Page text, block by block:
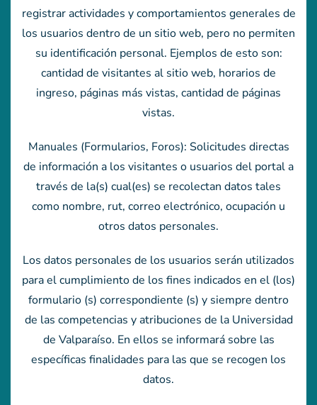
registrar actividades y comportamientos generales de
los usuarios dentro de un sitio web, pero no permiten
su identificación personal. Ejemplos de esto son:
cantidad de visitantes al sitio web, horarios de
ingreso, páginas más vistas, cantidad de páginas
vistas.
Manuales (Formularios, Foros): Solicitudes directas
de información a los visitantes o usuarios del portal a
través de la(s) cual(es) se recolectan datos tales
como nombre, rut, correo electrónico, ocupación u
otros datos personales.
Los datos personales de los usuarios serán utilizados
para el cumplimiento de los fines indicados en el (los)
formulario (s) correspondiente (s) y siempre dentro
de las competencias y atribuciones de la Universidad
de Valparaíso. En ellos se informará sobre las
específicas finalidades para las que se recogen los
datos.